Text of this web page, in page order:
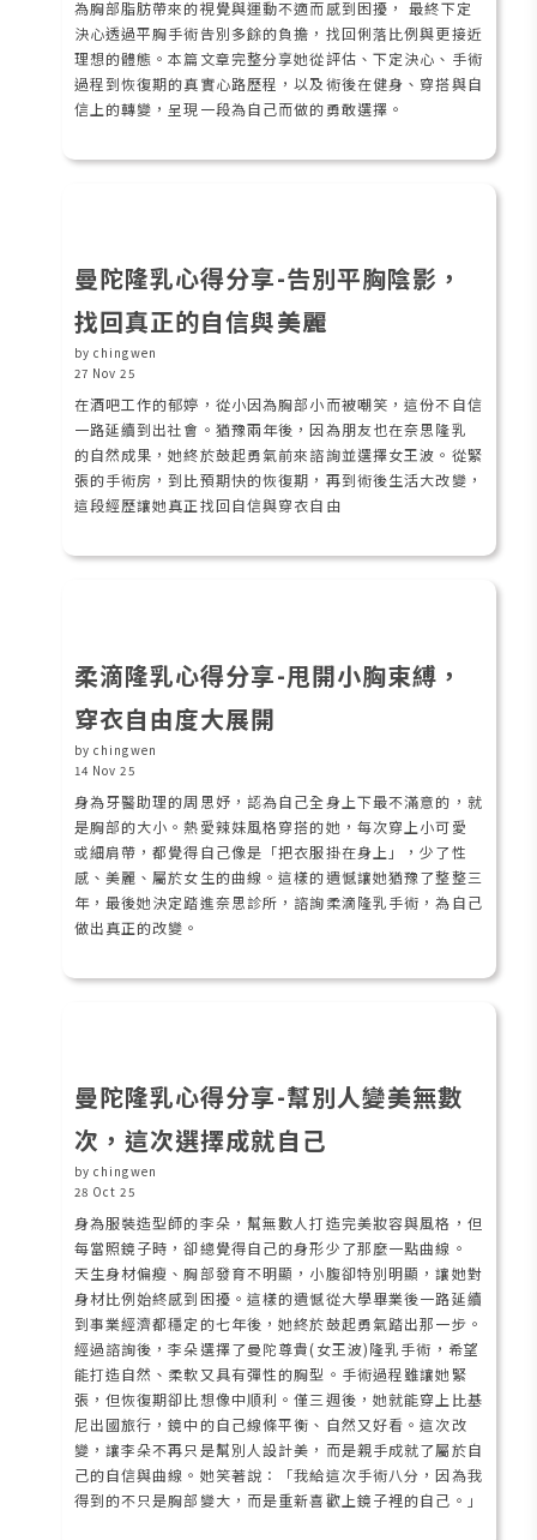
為胸部脂肪帶來的視覺與運動不適而感到困擾， 最終下定
決心透過平胸手術告別多餘的負擔，找回俐落比例與更接近
理想的體態。本篇文章完整分享她從評估、下定決心、手術
過程到恢復期的真實心路歷程，以及術後在健身、穿搭與自
信上的轉變，呈現一段為自己而做的勇敢選擇。
曼陀隆乳心得分享-告別平胸陰影，
找回真正的自信與美麗
by chingwen
27 Nov 25
在酒吧工作的郁婷，從小因為胸部小而被嘲笑，這份不自信
一路延續到出社會。猶豫兩年後，因為朋友也在奈思隆乳
的自然成果，她終於鼓起勇氣前來諮詢並選擇女王波。從緊
張的手術房，到比預期快的恢復期，再到術後生活大改變，
這段經歷讓她真正找回自信與穿衣自由
柔滴隆乳心得分享-甩開小胸束縛，
穿衣自由度大展開
by chingwen
14 Nov 25
身為牙醫助理的周思妤，認為自己全身上下最不滿意的，就
是胸部的大小。熱愛辣妹風格穿搭的她，每次穿上小可愛
或細肩帶，都覺得自己像是「把衣服掛在身上」，少了性
感、美麗、屬於女生的曲線。這樣的遺憾讓她猶豫了整整三
年，最後她決定踏進奈思診所，諮詢柔滴隆乳手術，為自己
做出真正的改變。
曼陀隆乳心得分享-幫別人變美無數
次，這次選擇成就自己
by chingwen
28 Oct 25
身為服裝造型師的李朵，幫無數人打造完美妝容與風格，但
每當照鏡子時，卻總覺得自己的身形少了那麼一點曲線。
天生身材偏瘦、胸部發育不明顯，小腹卻特別明顯，讓她對
身材比例始終感到困擾。這樣的遺憾從大學畢業後一路延續
到事業經濟都穩定的七年後，她終於鼓起勇氣踏出那一步。
經過諮詢後，李朵選擇了曼陀尊貴(女王波)隆乳手術，希望
能打造自然、柔軟又具有彈性的胸型。手術過程雖讓她緊
張，但恢復期卻比想像中順利。僅三週後，她就能穿上比基
尼出國旅行，鏡中的自己線條平衡、自然又好看。這次改
變，讓李朵不再只是幫別人設計美，而是親手成就了屬於自
己的自信與曲線。她笑著說：「我給這次手術八分，因為我
得到的不只是胸部變大，而是重新喜歡上鏡子裡的自己。」